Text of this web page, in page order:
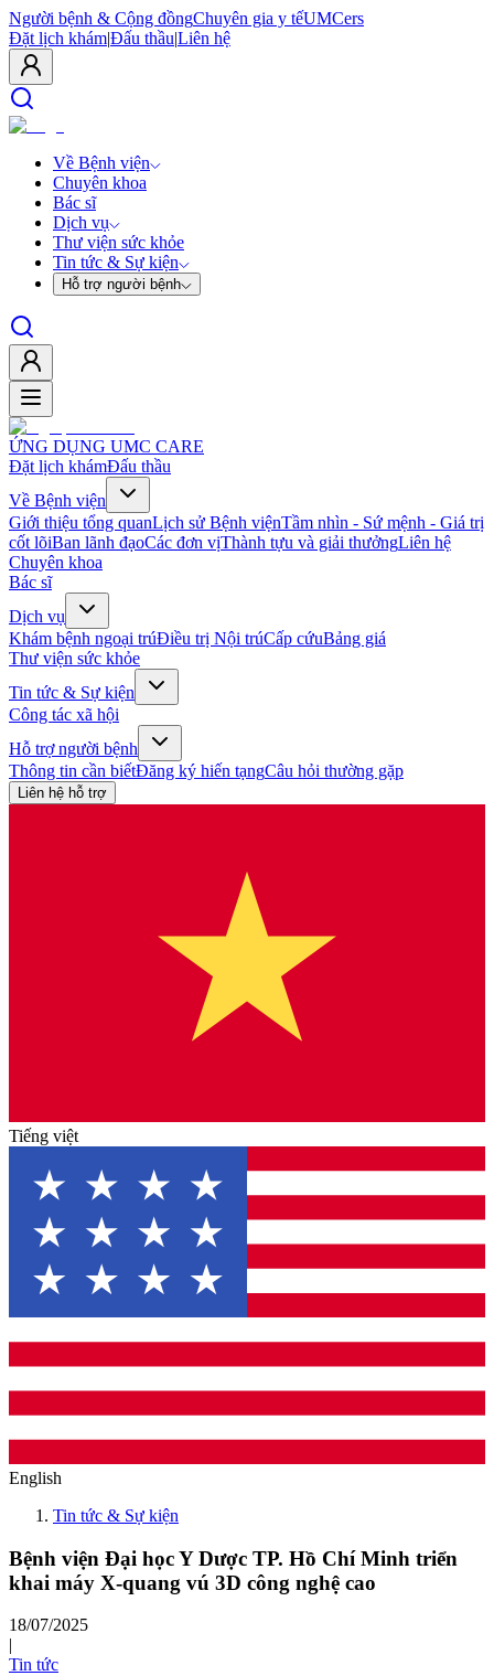
Người bệnh & Cộng đồngChuyên gia y tếUMCers
Đặt lịch khám|Đấu thầu|Liên hệ
Về Bệnh viện
Chuyên khoa
Bác sĩ
Dịch vụ
Thư viện sức khỏe
Tin tức & Sự kiện
Hỗ trợ người bệnh
ỨNG DỤNG UMC CARE
Đặt lịch khámĐấu thầu
Về Bệnh viện
Giới thiệu tổng quanLịch sử Bệnh việnTầm nhìn - Sứ mệnh - Giá trị
cốt lõiBan lãnh đạoCác đơn vịThành tựu và giải thưởngLiên hệ
Chuyên khoa
Bác sĩ
Dịch vụ
Khám bệnh ngoại trúĐiều trị Nội trúCấp cứuBảng giá
Thư viện sức khỏe
Tin tức & Sự kiện
Công tác xã hội
Hỗ trợ người bệnh
Thông tin cần biếtĐăng ký hiến tạngCâu hỏi thường gặp
Liên hệ hỗ trợ
Tiếng việt
English
Tin tức & Sự kiện
Bệnh viện Đại học Y Dược TP. Hồ Chí Minh triển
khai máy X-quang vú 3D công nghệ cao
18/07/2025
|
Tin tức